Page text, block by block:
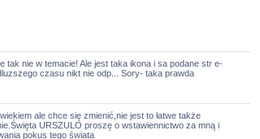
tak nie w temacie! Ale jest taka ikona i sa podane str e-
czasu nikt nie odp... Sory- taka prawda
ale chce się zmienić,nie jest to łatwe także
URSZULO proszę o wstawiennictwo za mną i
pokus tego świata